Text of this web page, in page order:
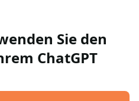
Sie den
ChatGPT